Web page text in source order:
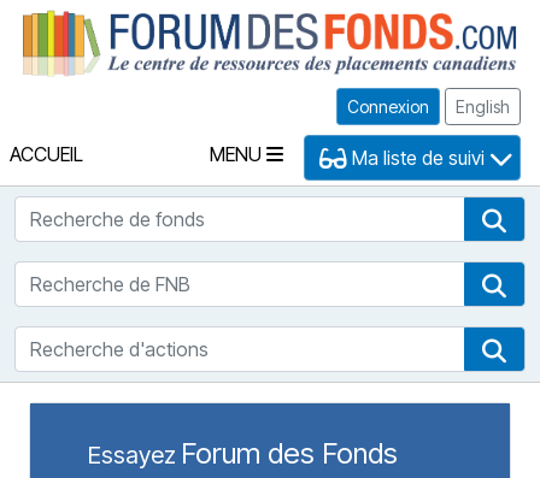
Connexion English
ACCUEIL MENU Ma liste de suivi
Recherche de fonds
Recherche de FNB
Recherche d'actions
Essayez Forum des Fonds